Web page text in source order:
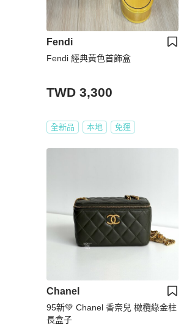
Fendi
Fendi 經典黃色首飾盒
TWD 3,300
全新品 本地 免運
Chanel
95新💚 Chanel 香奈兒 橄欖綠金柱
長盒子